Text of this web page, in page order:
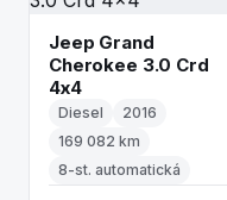
Jeep Grand
Cherokee 3.0 Crd
4x4
Diesel
2016
169 082 km
8-st. automatická